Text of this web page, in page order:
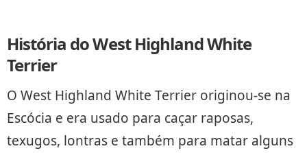
História do West Highland White
Terrier
O West Highland White Terrier originou-se na
Escócia e era usado para caçar raposas,
texugos, lontras e também para matar alguns